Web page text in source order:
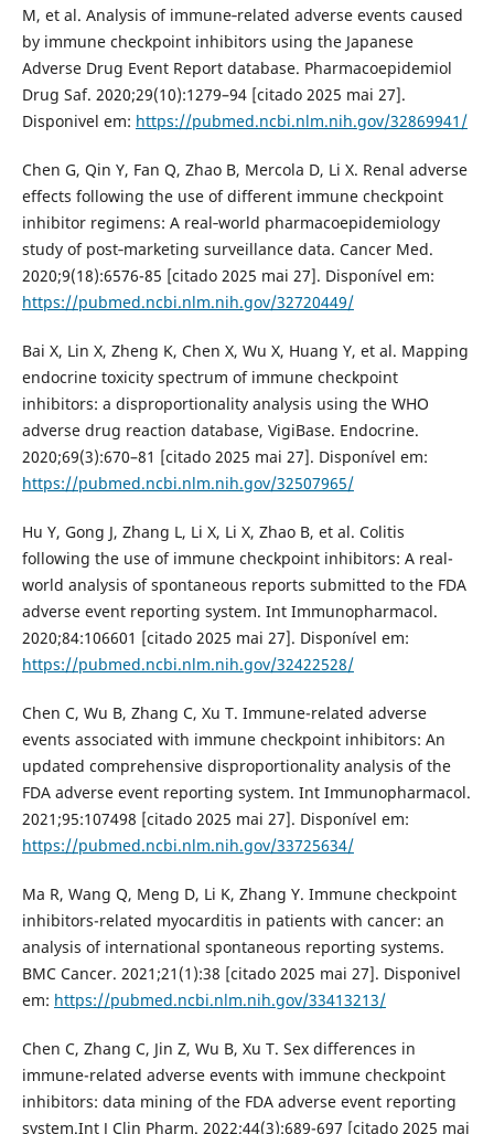
M, et al. Analysis of immune‐related adverse events caused
by immune checkpoint inhibitors using the Japanese
Adverse Drug Event Report database. Pharmacoepidemiol
Drug Saf. 2020;29(10):1279–94 [citado 2025 mai 27].
Disponivel em: https://pubmed.ncbi.nlm.nih.gov/32869941/
Chen G, Qin Y, Fan Q, Zhao B, Mercola D, Li X. Renal adverse
effects following the use of different immune checkpoint
inhibitor regimens: A real‐world pharmacoepidemiology
study of post‐marketing surveillance data. Cancer Med.
2020;9(18):6576-85 [citado 2025 mai 27]. Disponível em:
https://pubmed.ncbi.nlm.nih.gov/32720449/
Bai X, Lin X, Zheng K, Chen X, Wu X, Huang Y, et al. Mapping
endocrine toxicity spectrum of immune checkpoint
inhibitors: a disproportionality analysis using the WHO
adverse drug reaction database, VigiBase. Endocrine.
2020;69(3):670–81 [citado 2025 mai 27]. Disponível em:
https://pubmed.ncbi.nlm.nih.gov/32507965/
Hu Y, Gong J, Zhang L, Li X, Li X, Zhao B, et al. Colitis
following the use of immune checkpoint inhibitors: A real-
world analysis of spontaneous reports submitted to the FDA
adverse event reporting system. Int Immunopharmacol.
2020;84:106601 [citado 2025 mai 27]. Disponível em:
https://pubmed.ncbi.nlm.nih.gov/32422528/
Chen C, Wu B, Zhang C, Xu T. Immune-related adverse
events associated with immune checkpoint inhibitors: An
updated comprehensive disproportionality analysis of the
FDA adverse event reporting system. Int Immunopharmacol.
2021;95:107498 [citado 2025 mai 27]. Disponível em:
https://pubmed.ncbi.nlm.nih.gov/33725634/
Ma R, Wang Q, Meng D, Li K, Zhang Y. Immune checkpoint
inhibitors-related myocarditis in patients with cancer: an
analysis of international spontaneous reporting systems.
BMC Cancer. 2021;21(1):38 [citado 2025 mai 27]. Disponivel
em: https://pubmed.ncbi.nlm.nih.gov/33413213/
Chen C, Zhang C, Jin Z, Wu B, Xu T. Sex differences in
immune-related adverse events with immune checkpoint
inhibitors: data mining of the FDA adverse event reporting
system.Int J Clin Pharm. 2022;44(3):689-697 [citado 2025 mai